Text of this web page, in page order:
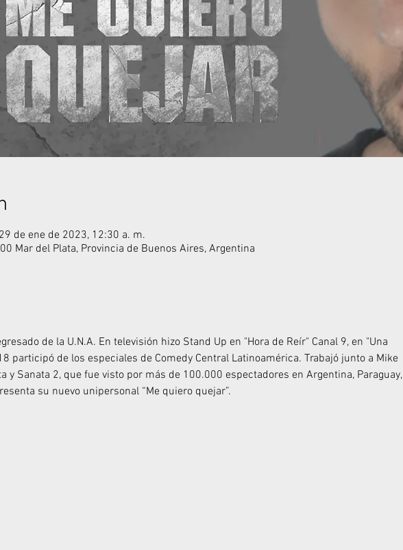
de ene de 2023, 12:30 a. m.
Mar del Plata, Provincia de Buenos Aires, Argentina
de la U.N.A. En televisión hizo Stand Up en "Hora de Reír" Canal 9, en "Una
participó de los especiales de Comedy Central Latinoamérica. Trabajó junto a Mike
y Sanata 2, que fue visto por más de 100.000 espectadores en Argentina, Paraguay,
su nuevo unipersonal “Me quiero quejar”.